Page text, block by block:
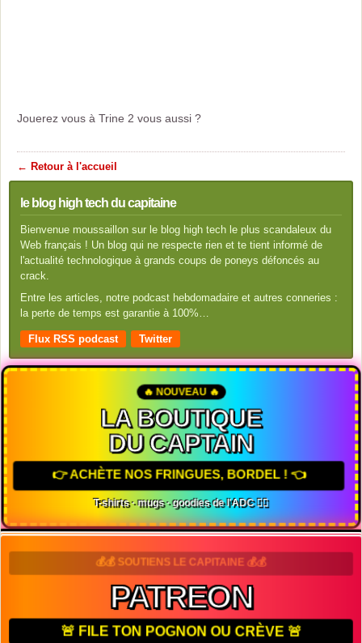
Jouerez vous à Trine 2 vous aussi ?
← Retour à l'accueil
le blog high tech du capitaine
Bienvenue moussaillon sur le blog high tech le plus scandaleux du
Web français ! Un blog qui ne respecte rien et te tient informé de
l'actualité technologique à grands coups de poneys défoncés au
crack.
Entre les articles, notre podcast hebdomadaire et autres conneries :
la perte de temps est garantie à 100%…
Flux RSS podcast Twitter
🔥 NOUVEAU 🔥
LA BOUTIQUE
DU CAPTAIN
👉 ACHÈTE NOS FRINGUES, BORDEL ! 👈
T-shirts · mugs · goodies de l'ADC 🏴‍☠️
💰💰 SOUTIENS LE CAPITAINE 💰💰
PATREON
🚨 FILE TON POGNON OU CRÈVE 🚨